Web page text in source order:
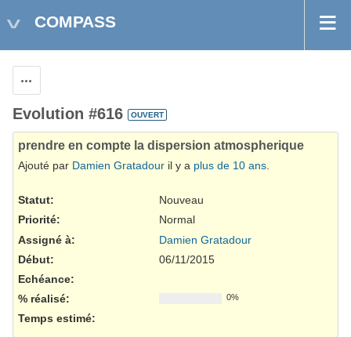
COMPASS
Evolution #616 OUVERT
prendre en compte la dispersion atmospherique
Ajouté par Damien Gratadour il y a plus de 10 ans.
Statut:
Nouveau
Priorité:
Normal
Assigné à:
Damien Gratadour
Début:
06/11/2015
Echéance:
% réalisé:
0%
Temps estimé: